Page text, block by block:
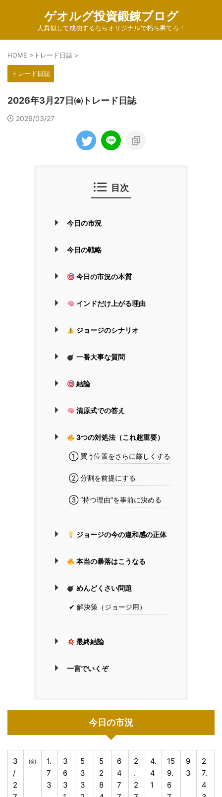
ゲオルグ投資鍛錬ブログ
人真似して成功するならオリジナルで朽ち果てろ！
HOME > トレード日誌 >
トレード日誌
2026年3月27日㈮トレード日誌
2026/03/27
目次
今日の市況
今日の戦略
今日の市況の本質
インドだけ上がる理由
ジョージのシナリオ
一番大事な質問
結論
清原式での答え
3つの対処法（これ超重要）
① 買う位置をさらに厳しくする
② 分割を前提にする
③ “持つ理由”を事前に決める
ジョージの今の違和感の正体
本当の暴落はこうなる
めんどくさい問題
✔ 解決策（ジョージ用）
最終結論
一言でいくぞ
今日の市況
3
/
2
㈮
1.
7
3
3
6
3
5
3
3
5
2
8
6
4
7
2
.
2
4.
4
1
15
9.
6
9
3
2
7.
4